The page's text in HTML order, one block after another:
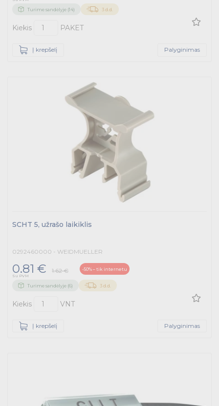
Turime sandėlyje (14) 3 d.d.
Kiekis PAKET
Į krepšelį Palyginimas
SCHT 5, užrašo laikiklis
0292460000 - WEIDMUELLER
0.81 € 1.62 € -50% – tik internetu
Su PVM
Turime sandėlyje (6) 3 d.d.
Kiekis VNT
Į krepšelį Palyginimas